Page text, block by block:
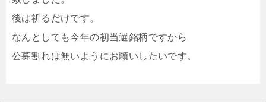
後は祈るだけです。
なんとしても今年の初当選銘柄ですから
公募割れは無いようにお願いしたいです。